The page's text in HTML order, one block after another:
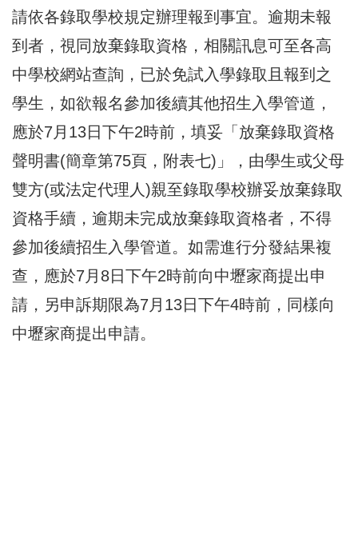
請依各錄取學校規定辦理報到事宜。逾期未報
到者，視同放棄錄取資格，相關訊息可至各高
中學校網站查詢，已於免試入學錄取且報到之
學生，如欲報名參加後續其他招生入學管道，
應於7月13日下午2時前，填妥「放棄錄取資格
聲明書(簡章第75頁，附表七)」，由學生或父母
雙方(或法定代理人)親至錄取學校辦妥放棄錄取
資格手續，逾期未完成放棄錄取資格者，不得
參加後續招生入學管道。如需進行分發結果複
查，應於7月8日下午2時前向中壢家商提出申
請，另申訴期限為7月13日下午4時前，同樣向
中壢家商提出申請。